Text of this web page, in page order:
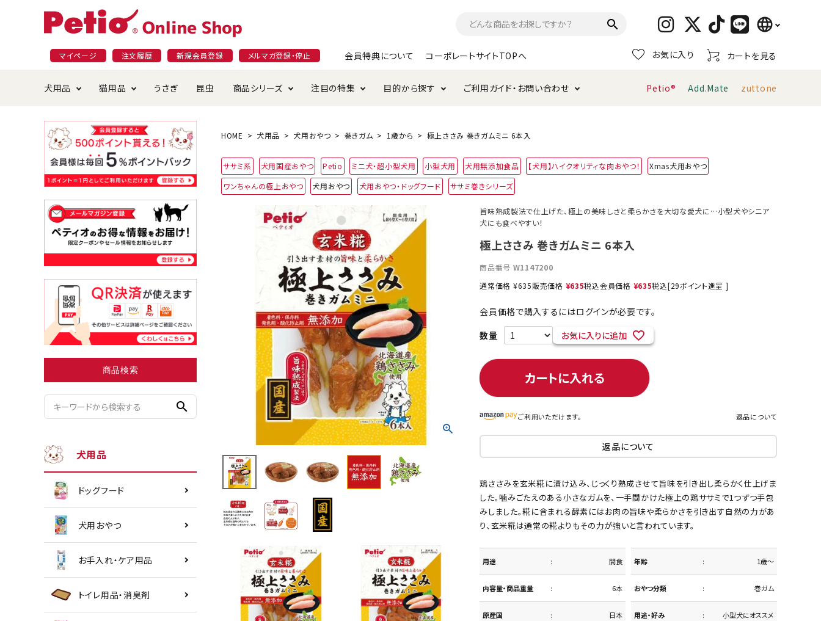
search language
日本語
English
マイページ 注文履歴 新規会員登録 メルマガ登録・停止 会員特典について コーポレートサイトTOPへ お気に入り カートを見る
犬用品
ドッグフード おやつ お手入れ・ケア用品
ペットシーツ ベッド・ハウス・マット サークル・ケージ キャリーバッグ
おもちゃ 食器・給水器 服・ウェア
首輪・ハーネス・リード 替え・交換パーツ
猫用品
ごはん・おやつ お手入れ・ケア用品 トイレタリー・消臭剤
ベッド・ハウス・マット サークル・ケージ・タワー キャリーバッグ おもちゃ
食器・給水器 防虫用品 首輪・ハーネス
替え・交換パーツ
うさぎ 昆虫 商品シリーズ
プラクト 素材そのまま 極上
注目の特集
夜のお散歩特集 無添加特集 けりぐるみ特集
目的から探す
国産フード&おやつ特集 穀物不使用のグレインフリー
じゃらして遊ぶ 引っ張って遊ぶ 投げて遊ぶ デンタルおもちゃ
またたび・元気草
小型犬にオススメ ダイエット中にオススメ まとめ買いでオトク！！ ネコポス対象商品一覧
ご利用ガイド・お問い合わせ
ショッピングガイド 会員特典について ご注文方法について
返品・交換について オンラインショップ利用規約
Petio® Add.Mate zuttone
商品検索
search
犬用品
ドッグフード
犬用おやつ
お手入れ・ケア用品
トイレ用品・消臭剤
HOME 犬用品 犬用おやつ 巻きガム 1歳から 極上ささみ 巻きガムミニ 6本入
ササミ系 犬用国産おやつ Petio ミニ犬・超小型犬用 小型犬用 犬用無添加食品 【犬用】ハイクオリティな肉おやつ！
Xmas犬用おやつ
ワンちゃんの極上おやつ
犬用おやつ 犬用おやつ・ドッグフード ササミ巻きシリーズ
旨味熟成製法で仕上げた、極上の美味しさと柔らかさを大切な愛犬に…小型犬やシニア
犬にも食べやすい！
極上ささみ 巻きガムミニ 6本入
商品番号 W1147200
通常価格 ¥635販売価格 ¥635税込会員価格 ¥635税込[29ポイント進呈 ]
会員価格で購入するにはログインが必要です。
お気に入りに追加
カートに入れる
ご利用いただけます。 返品について
返品について
鶏ささみを玄米糀に漬け込み、じっくり熟成させて旨味を引き出し柔らかく仕上げま
した。噛みごたえのある小さなガムを、一手間かけた極上の鶏ササミで1つずつ手包
みしました。糀に含まれる酵素にはお肉の旨味や柔らかさを引き出す自然の力があ
り、玄米糀は通常の糀よりもその力が強いと言われています。
用途 間食 年齢 1歳～
内容量・商品重量 6本 おやつ分類 巻ガム
原産国 日本 用途・好み 小型犬にオススメ